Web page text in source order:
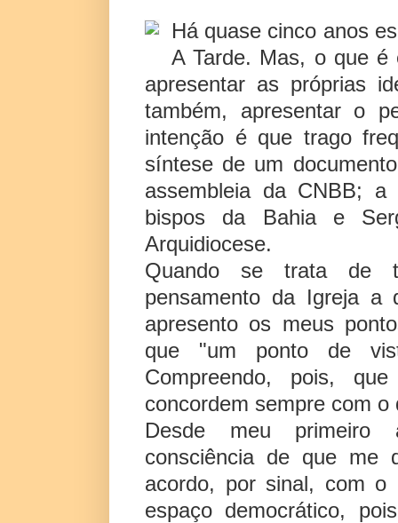
Há quase cinco anos
A Tarde. Mas, o que é
apresentar as próprias
também, apresentar o
intenção é que trago
síntese de um
assembleia da CNBB;
bispos da Bahia e
Arquidiocese.
Quando se trata de
pensamento da Igreja a
apresento os meus
que "um ponto de
Compreendo, pois,
concordem sempre com o
Desde meu primeiro
consciência de que me
acordo, por sinal, com o
espaço democrático,